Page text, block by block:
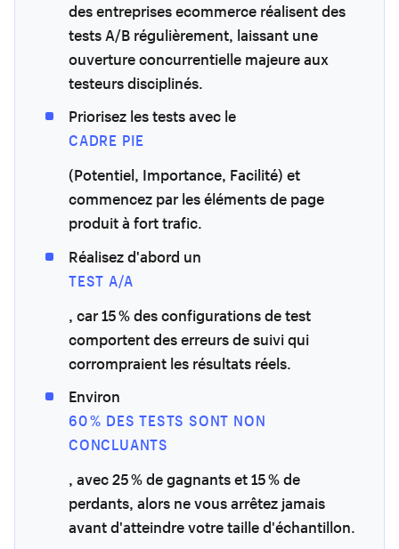
des entreprises ecommerce réalisent des
tests A/B régulièrement, laissant une
ouverture concurrentielle majeure aux
testeurs disciplinés.
Priorisez les tests avec le
CADRE PIE
(Potentiel, Importance, Facilité) et
commencez par les éléments de page
produit à fort trafic.
Réalisez d'abord un
TEST A/A
, car 15 % des configurations de test
comportent des erreurs de suivi qui
corrompraient les résultats réels.
Environ
60 % DES TESTS SONT NON
CONCLUANTS
, avec 25 % de gagnants et 15 % de
perdants, alors ne vous arrêtez jamais
avant d'atteindre votre taille d'échantillon.